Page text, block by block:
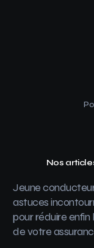
Nos
Jeune
astuces
pour réduire enfin
de votre